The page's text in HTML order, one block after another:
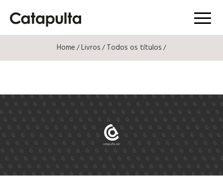
Menú
Home/Livros/Todos os títulos/